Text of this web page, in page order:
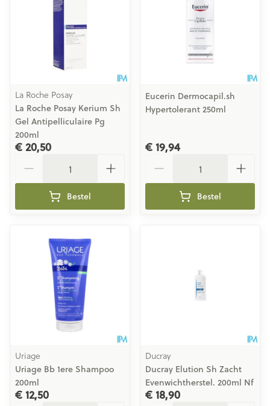
La Roche Posay
La Roche Posay Kerium Sh
Gel Antipelliculaire Pg
200ml
€ 20,50
Bestel
Eucerin Dermocapil.sh
Hypertolerant 250ml
€ 19,94
Bestel
Uriage
Uriage Bb 1ere Shampoo
200ml
€ 12,50
Ducray
Ducray Elution Sh Zacht
Evenwichtherstel. 200ml Nf
€ 18,90